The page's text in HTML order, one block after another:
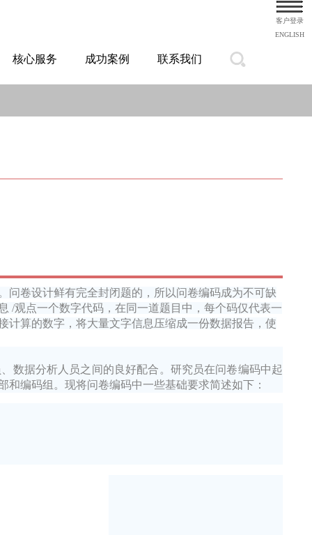
客户登录
ENGLISH
核心服务 成功案例 联系我们
问卷设计鲜有完全封闭题的，所以问卷编码成为不可缺
/观点一个数字代码，在同一道题目中，每个码仅代表一
计算的数字，将大量文字信息压缩成一份数据报告，使
数据分析人员之间的良好配合。研究员在问卷编码中起
编码组。现将问卷编码中一些基础要求简述如下：